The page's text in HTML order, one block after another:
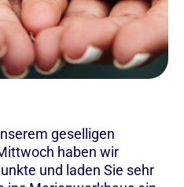
geselligen
haben wir
und laden Sie sehr